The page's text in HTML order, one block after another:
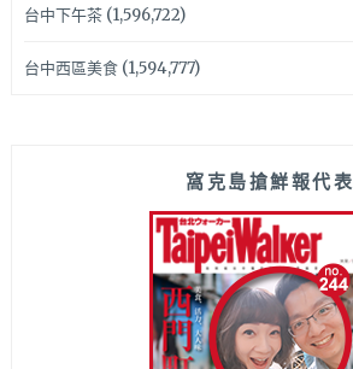
台中下午茶(1,596,722)
台中西區美食(1,594,777)
窩克島搶鮮報代表